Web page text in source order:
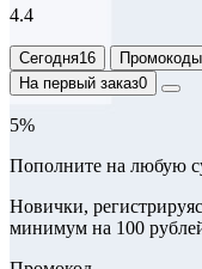
4.4
Сегодня16 Промокоды
На первый заказ0
5%
Пополните на любую
Новички,
минимум на 100